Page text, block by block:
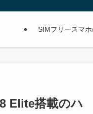
SIMフリースマ
Elite搭載のハ